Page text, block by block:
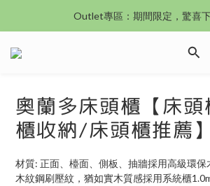
沙發新登場｜想躺就躺，頭等艙到商
Outlet專區：期間限定，驚喜下
沙發新登場｜想躺就躺，頭等艙到商
奧蘭多床頭櫃【床
櫃收納/床頭櫃推薦】
材質: 正面、檯面、側板、抽牆採用高級環
木紋鋼刷壓紋，猶如實木質感採用系統櫃